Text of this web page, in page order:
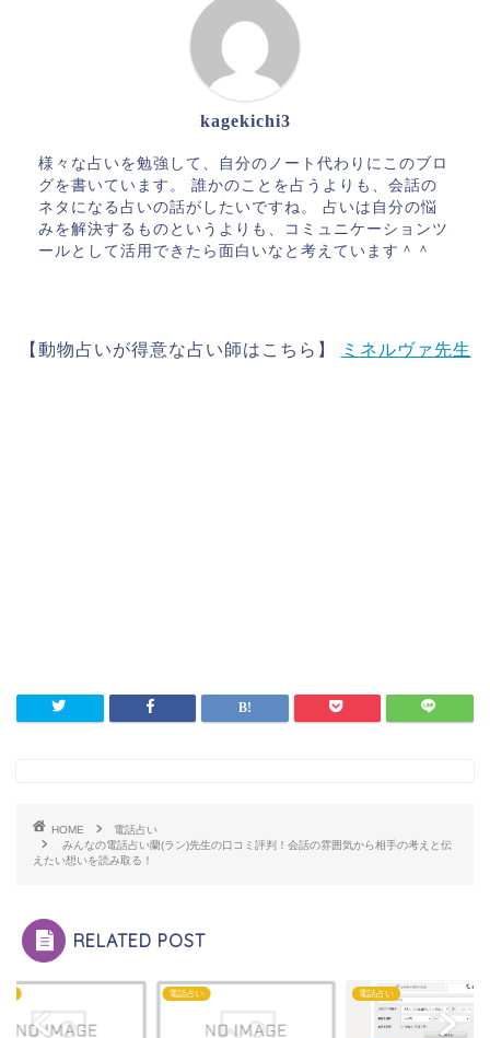
kagekichi3
様々な占いを勉強して、自分のノート代わりにこのブロ
グを書いています。 誰かのことを占うよりも、会話の
ネタになる占いの話がしたいですね。 占いは自分の悩
みを解決するものというよりも、コミュニケーションツ
ールとして活用できたら面白いなと考えています＾＾
【動物占いが得意な占い師はこちら】 ミネルヴァ先生
HOME
電話占い
みんなの電話占い蘭(ラン)先生の口コミ評判！会話の雰囲気から相手の考えと伝
えたい想いを読み取る！
RELATED POST
電話占い 電話占い